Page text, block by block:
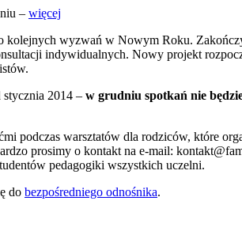
– więcej
kolejnych wyzwań w Nowym Roku.
indywidualnych. Nowy projekt
stycznia 2014 – w grudniu spotkań nie
podczas warsztatów dla rodziców, które
prosimy o kontakt na e-mail:
pedagogiki wszystkich uczelni.
do bezpośredniego odnośnika.